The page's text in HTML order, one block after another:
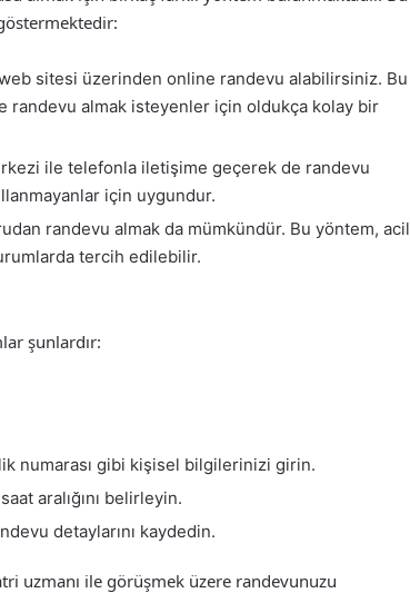
sitesi üzerinden online randevu alabilirsiniz. Bu
randevu almak isteyenler için oldukça kolay bir
ile telefonla iletişime geçerek de randevu
için uygundur.
randevu almak da mümkündür. Bu yöntem, acil
tercih edilebilir.
şunlardır:
numarası gibi kişisel bilgilerinizi girin.
aralığını belirleyin.
detaylarını kaydedin.
uzmanı ile görüşmek üzere randevunuzu